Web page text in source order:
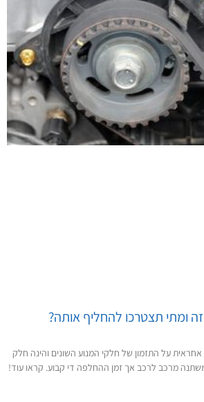
ומתי תצטרכו להחליף אותה?
אחראית על התזמון של חלקי המנוע השונים והינה חלק
מרכב לרכב אך זמן ההחלפה די קבוע. קראו עוד!